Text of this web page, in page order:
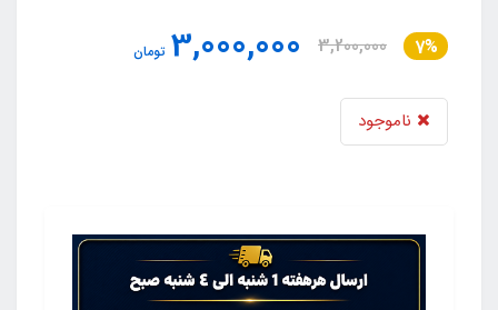
7%
3,200,000
3,000,000 تومان
ناموجود